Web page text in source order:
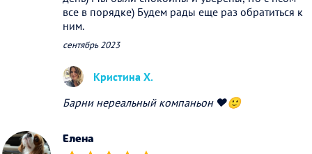
все в порядке) Будем рады еще раз обратиться к
ним.
сентябрь 2023
Кристина Х.
Барни нереальный компаньон ❤️🙂
Елена